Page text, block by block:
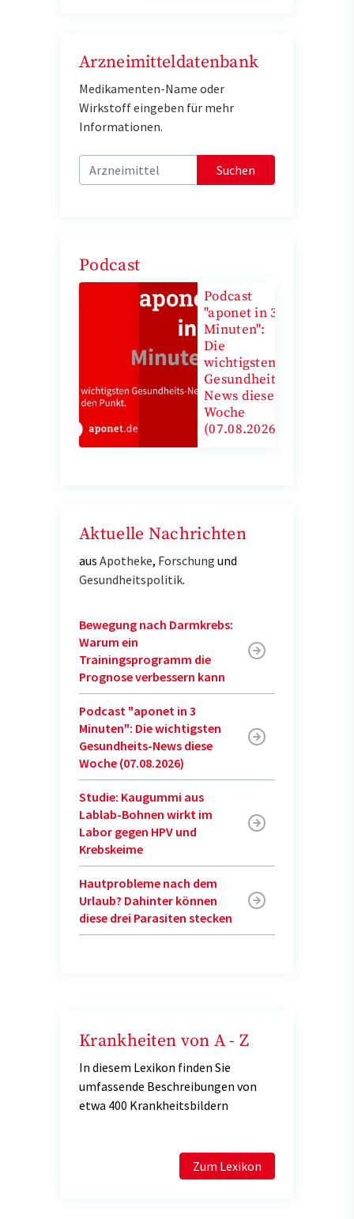
Arzneimitteldatenbank
Medikamenten-Name oder
Wirkstoff eingeben für mehr
Informationen.
Suchen
Podcast
Podcast
"aponet in 3
Minuten":
Die
wichtigsten
Gesundheits-
News diese
Woche
(07.08.2026)
Aktuelle Nachrichten
aus Apotheke, Forschung und
Gesundheitspolitik.
Bewegung nach Darmkrebs:
Warum ein
Trainingsprogramm die
Prognose verbessern kann
Podcast "aponet in 3
Minuten": Die wichtigsten
Gesundheits-News diese
Woche (07.08.2026)
Studie: Kaugummi aus
Lablab-Bohnen wirkt im
Labor gegen HPV und
Krebskeime
Hautprobleme nach dem
Urlaub? Dahinter können
diese drei Parasiten stecken
Krankheiten von A - Z
In diesem Lexikon finden Sie
umfassende Beschreibungen von
etwa 400 Krankheitsbildern
Zum Lexikon